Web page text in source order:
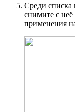
Среди списка
снимите с
применения